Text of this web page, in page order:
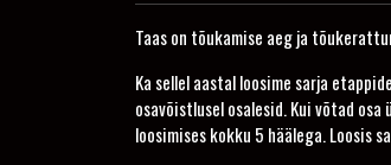
Taas on tõukamise aeg ja
Ka sellel aastal loosime sarja
osavõistlusel osalesid. Kui võtad
loosimises kokku 5 häälega. Loosis